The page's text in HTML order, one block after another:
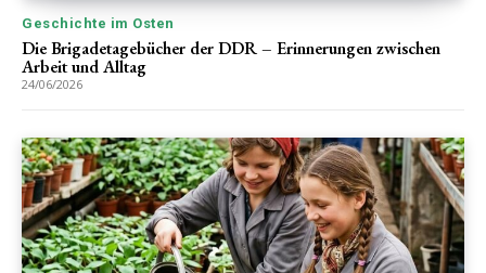
Geschichte im Osten
Die Brigadetagebücher der DDR – Erinnerungen zwischen
Arbeit und Alltag
24/06/2026